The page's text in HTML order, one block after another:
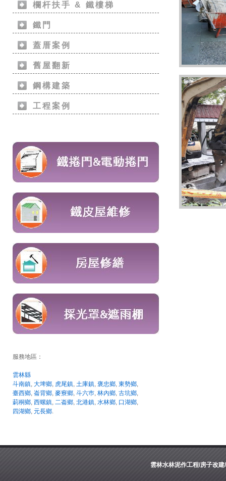
欄杆扶手 & 鐵樓梯
鐵門
蓋厝案例
舊屋翻新
鋼構建築
工程案例
服務地區：
雲林縣
斗南鎮, 大埤鄉, 虎尾鎮, 土庫鎮, 褒忠鄉, 東勢鄉,
臺西鄉, 崙背鄉, 麥竂鄉, 斗六巿, 林內鄉, 古坑鄉,
莿桐鄉, 西螺鎮, 二崙鄉, 北港鎮, 水林鄉, 口湖鄉,
四湖鄉, 元長鄉.
雲林水林泥作工程/房子改